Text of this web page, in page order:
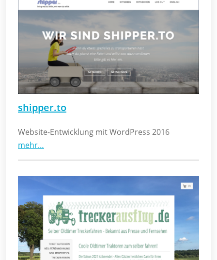
shipper.to
Website-Entwicklung mit WordPress 2016
mehr…